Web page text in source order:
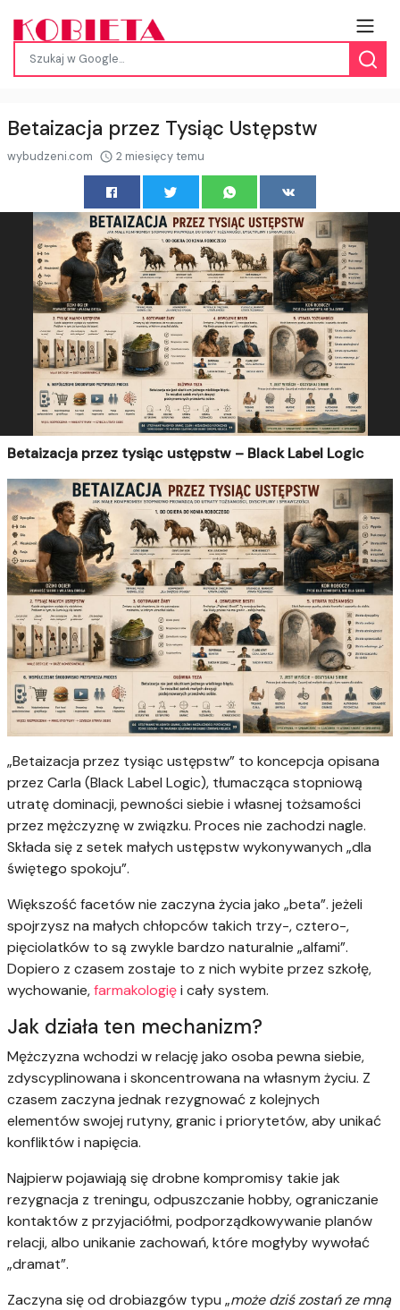
Betaizacja przez Tysiąc Ustępstw
wybudzeni.com 2 miesięcy temu
Betaizacja przez tysiąc ustępstw – Black Label Logic
„Betaizacja przez tysiąc ustępstw” to koncepcja opisana
przez Carla (Black Label Logic), tłumacząca stopniową
utratę dominacji, pewności siebie i własnej tożsamości
przez mężczyznę w związku. Proces nie zachodzi nagle.
Składa się z setek małych ustępstw wykonywanych „dla
świętego spokoju”.
Większość facetów nie zaczyna życia jako „beta”. jeżeli
spojrzysz na małych chłopców takich trzy-, cztero-,
pięciolatków to są zwykle bardzo naturalnie „alfami”.
Dopiero z czasem zostaje to z nich wybite przez szkołę,
wychowanie,farmakologięi cały system.
Jak działa ten mechanizm?
Mężczyzna wchodzi w relację jako osoba pewna siebie,
zdyscyplinowana i skoncentrowana na własnym życiu. Z
czasem zaczyna jednak rezygnować z kolejnych
elementów swojej rutyny, granic i priorytetów, aby unikać
konfliktów i napięcia.
Najpierw pojawiają się drobne kompromisy takie jak
rezygnacja z treningu, odpuszczanie hobby, ograniczanie
kontaktów z przyjaciółmi, podporządkowywanie planów
relacji, albo unikanie zachowań, które mogłyby wywołać
„dramat”.
Zaczyna się od drobiazgów typu „może dziś zostań ze mną